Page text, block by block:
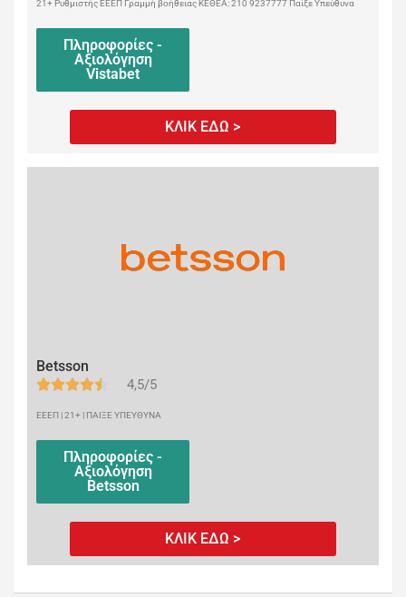
21+ Ρυθμιστής ΕΕΕΠ Γραμμή βοήθειας ΚΕΘΕΑ: 210 9237777 Παίξε Υπεύθυνα
Πληροφορίες -
Αξιολόγηση
Vistabet
ΚΛΙΚ ΕΔΩ >
Betsson
4,5/5
ΕΕΕΠ | 21+ | ΠΑΙΞΕ ΥΠΕΥΘΥΝΑ
Πληροφορίες -
Αξιολόγηση
Betsson
ΚΛΙΚ ΕΔΩ >